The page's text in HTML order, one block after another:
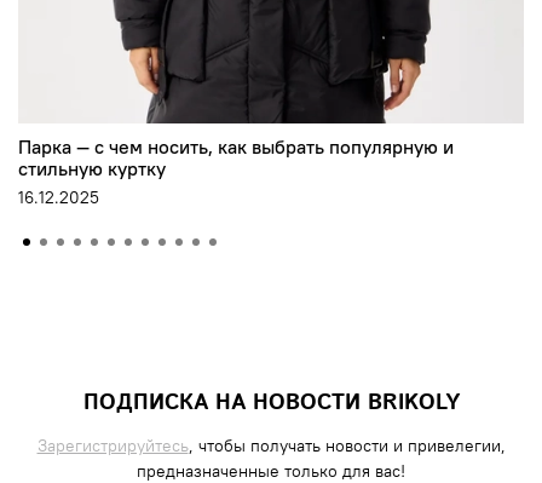
Парка — с чем носить, как выбрать популярную и
стильную куртку
16.12.2025
ПОДПИСКА НА НОВОСТИ BRIKOLY
Зарегистрируйтесь, чтобы получать новости и привелегии,
предназначенные только для вас!